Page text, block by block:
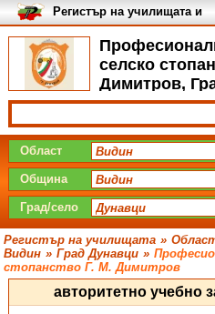
селско
Димитров,
Галерия
Регистър на училищата и
университетите в България
Област
Община
Град/село
Регистър на училищата »
Видин » Град Дунавци »
стопанство Г. М. Димитров
авторитетно учебно